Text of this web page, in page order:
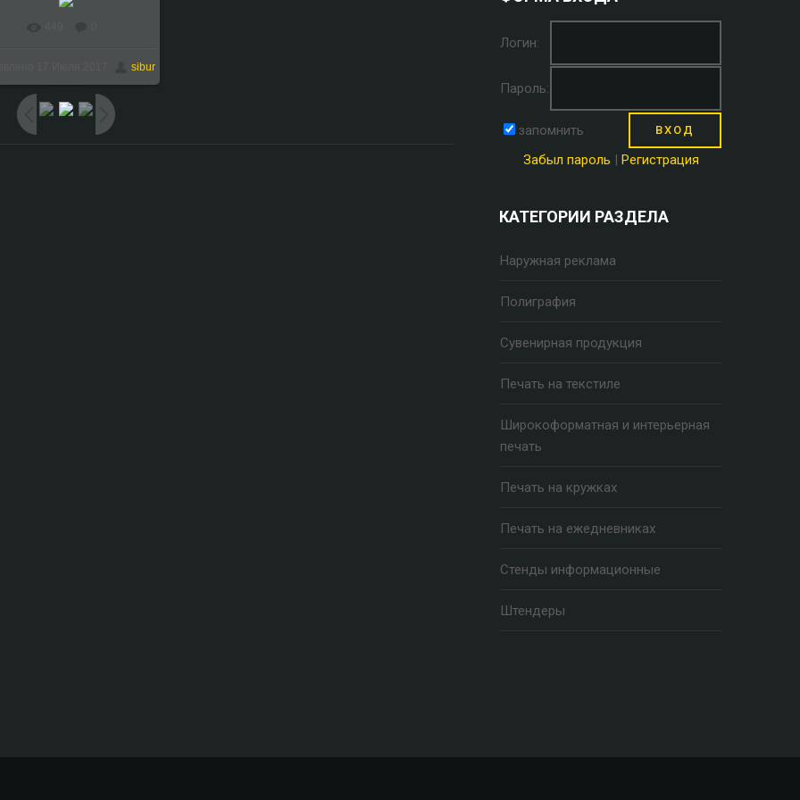
sibur
Логин:
Пароль:
запомнить
Забыл пароль | Регистрация
КАТЕГОРИИ РАЗДЕЛА
Наружная реклама
Полиграфия
Сувенирная продукция
Печать на текстиле
Широкоформатная и интерьерная
печать
Печать на кружках
Печать на ежедневниках
Стенды информационные
Штендеры